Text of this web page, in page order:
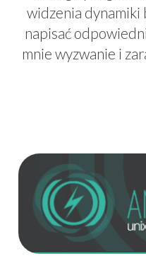
widzenia dynamiki
napisać
mnie wyzwanie i